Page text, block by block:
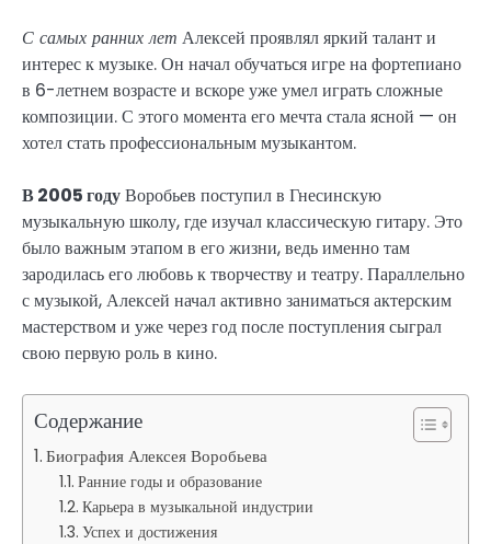
С самых ранних лет Алексей проявлял яркий талант и
интерес к музыке. Он начал обучаться игре на фортепиано
в 6-летнем возрасте и вскоре уже умел играть сложные
композиции. С этого момента его мечта стала ясной — он
хотел стать профессиональным музыкантом.
В 2005 годуВоробьев поступил в Гнесинскую
музыкальную школу, где изучал классическую гитару. Это
было важным этапом в его жизни, ведь именно там
зародилась его любовь к творчеству и театру. Параллельно
с музыкой, Алексей начал активно заниматься актерским
мастерством и уже через год после поступления сыграл
свою первую роль в кино.
Содержание
Биография Алексея Воробьева
Ранние годы и образование
Карьера в музыкальной индустрии
Успех и достижения